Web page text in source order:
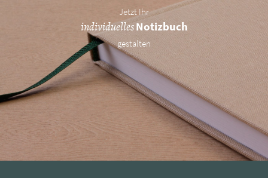
Jetzt Ihr
individuellesNotizbuch
gestalten